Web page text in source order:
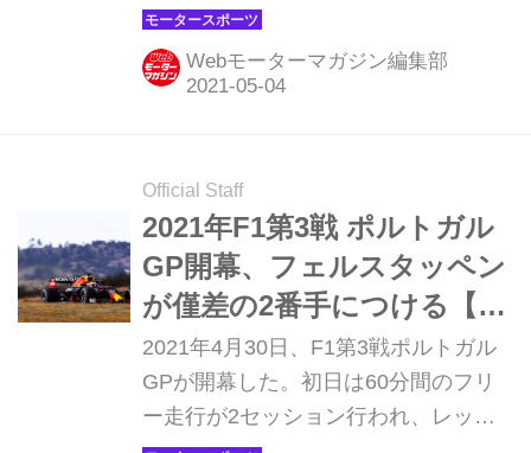
ンダのマックス・フェルスタッペン
は、メルセデスのバルテリ・ボッタス
を攻略したものの、ルイス・ハミルト
とともに、レッドブル・ホンダの戦い
を振り返ってみよう。
Webモーターマガジン編集部
Official Staff
2021年F1第3戦 ポルトガル
GP開幕、フェルスタッペン
が僅差の2番手につける【モ
ータースポーツ】
2021年4月30日、F1第3戦ポルトガル
GPが開幕した。初日は60分間のフリ
ー走行が2セッション行われ、レッド